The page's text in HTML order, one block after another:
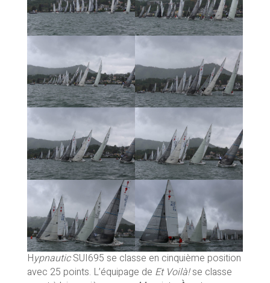
HypnauticSUI695 se classe en cinquième position
avec 25 points. L’équipage de Et Voilà!se classe